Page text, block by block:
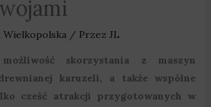
Wielkopolska/ Przez JL
skorzystania z maszyn
karuzeli, a także wspólne
cześć atrakcji przygotowanych w